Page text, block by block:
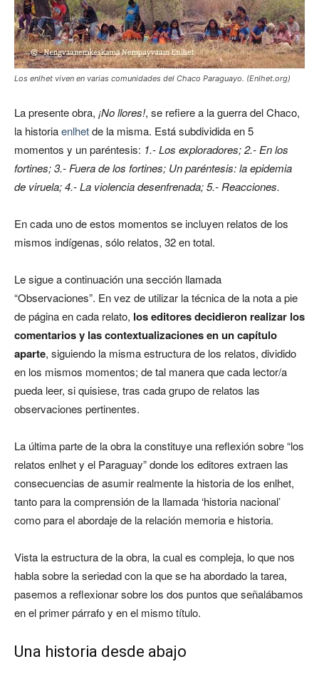
Los enlhet viven en varias comunidades del Chaco Paraguayo. (Enlhet.org)
La presente obra, ¡No llores!, se refiere a la guerra del Chaco,
la historiaenlhetde la misma. Está subdividida en 5
momentos y un paréntesis: 1.- Los exploradores; 2.- En los
fortines; 3.- Fuera de los fortines; Un paréntesis: la epidemia
de viruela; 4.- La violencia desenfrenada; 5.- Reacciones.
En cada uno de estos momentos se incluyen relatos de los
mismos indígenas, sólo relatos, 32 en total.
Le sigue a continuación una sección llamada
“Observaciones”. En vez de utilizar la técnica de la nota a pie
de página en cada relato, los editores decidieron realizar los
comentarios y las contextualizaciones en un capítulo
aparte, siguiendo la misma estructura de los relatos, dividido
en los mismos momentos; de tal manera que cada lector/a
pueda leer, si quisiese, tras cada grupo de relatos las
observaciones pertinentes.
La última parte de la obra la constituye una reflexión sobre “los
relatos enlhet y el Paraguay” donde los editores extraen las
consecuencias de asumir realmente la historia de los enlhet,
tanto para la comprensión de la llamada ‘historia nacional’
como para el abordaje de la relación memoria e historia.
Vista la estructura de la obra, la cual es compleja, lo que nos
habla sobre la seriedad con la que se ha abordado la tarea,
pasemos a reflexionar sobre los dos puntos que señalábamos
en el primer párrafo y en el mismo título.
Una historia desde abajo